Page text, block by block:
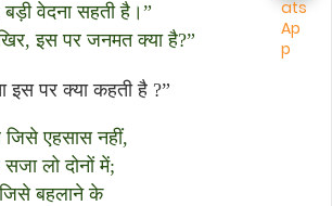
वेदना सहती है।”
इस पर जनमत क्या है?”
इस पर क्या कहती है ?”
जिसे एहसास नहीं,
लो दोनों में;
बहलाने के